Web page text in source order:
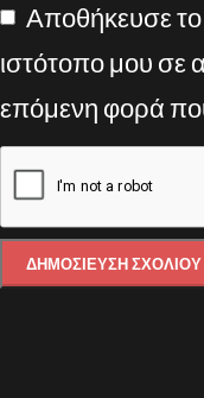
Αποθήκευσε
ιστότοπο μου σε
επόμενη φορά